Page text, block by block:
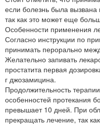
если болезнь была
так как это может еще
Особенности применения
Согласно инструкции по
принимать перорально
Желательно запивать
простатита первая
г джозамицина.
Продолжительность
особенностей протекания
превышает 10 дней. При
прекращать лечение, так